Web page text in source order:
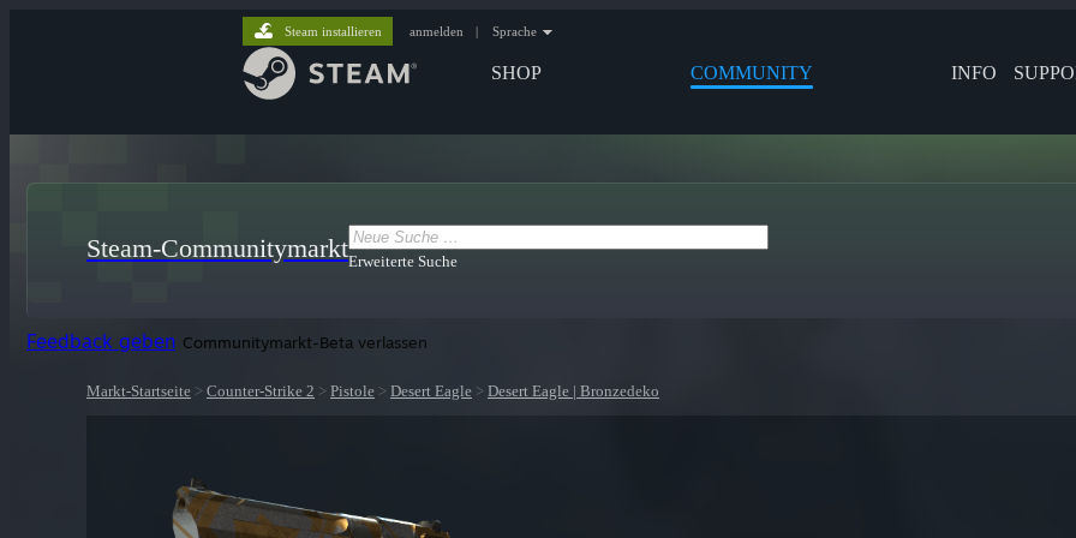
SHOP COMMUNITY INFO
Steam installieren anmelden | Sprache
Steam-CommunitymarktErweiterte Suche
Feedback geben Communitymarkt-Beta verlassen
Markt-Startseite > Counter-Strike 2 > Pistole > Desert Eagle > Desert Eagle | Bronzedeko